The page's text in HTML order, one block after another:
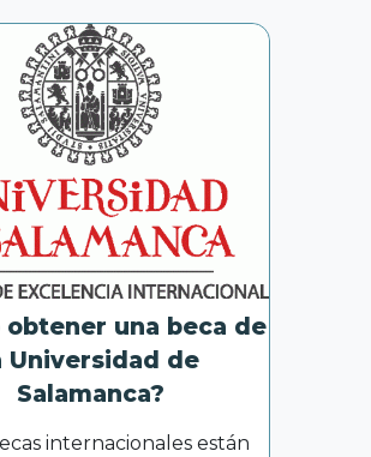
obtener una beca de
Universidad de
Salamanca?
internacionales están